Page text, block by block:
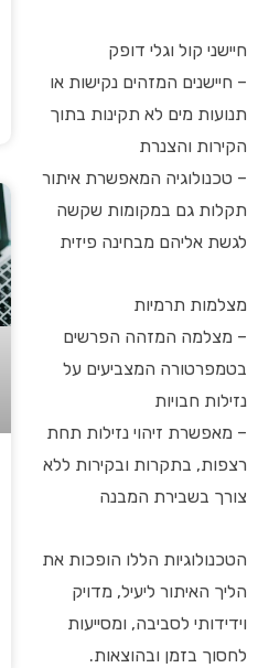
חיישני קול וגלי דופק
– חיישנים המזהים נקישות או
תנועות מים לא תקינות בתוך
הקירות והצנרת
– טכנולוגיה המאפשרת איתור
תקלות גם במקומות שקשה
לגשת אליהם מבחינה פיזית
מצלמות תרמיות
– מצלמה המזהה הפרשים
בטמפרטורה המצביעים על
נזילות חבויות
– מאפשרת זיהוי נזילות תחת
רצפות, בתקרות ובקירות ללא
צורך בשבירת המבנה
הטכנולוגיות הללו הופכות את
הליך האיתור ליעיל, מדויק
וידידותי לסביבה, ומסייעות
לחסוך בזמן ובהוצאות.